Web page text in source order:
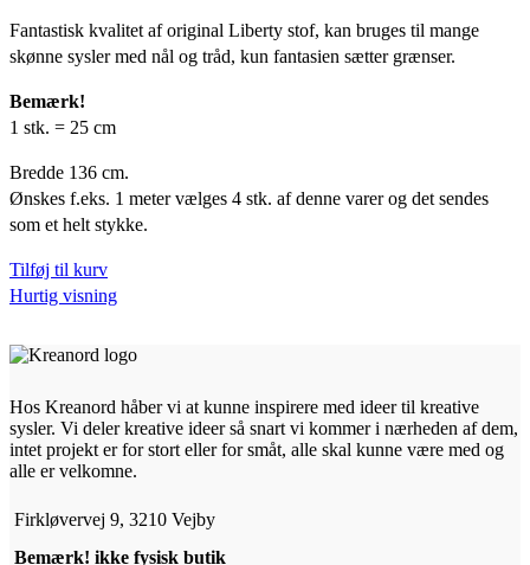
Fantastisk kvalitet af original Liberty stof, kan bruges til mange
skønne sysler med nål og tråd, kun fantasien sætter grænser.
Bemærk!
1 stk. = 25 cm
Bredde 136 cm.
Ønskes f.eks. 1 meter vælges 4 stk. af denne varer og det sendes
som et helt stykke.
Tilføj til kurv
Hurtig visning
Hos Kreanord håber vi at kunne inspirere med ideer til kreative
sysler. Vi deler kreative ideer så snart vi kommer i nærheden af dem,
intet projekt er for stort eller for småt, alle skal kunne være med og
alle er velkomne.
Firkløvervej 9, 3210 Vejby
Bemærk! ikke fysisk butik